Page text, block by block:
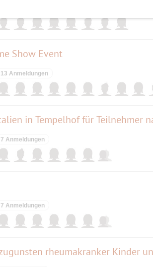
Show Event
13 Anmeldungen
7 Anmeldungen
7 Anmeldungen